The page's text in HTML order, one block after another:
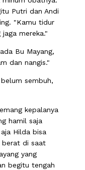
Putri dan Andi
"Kamu tidur
mereka."
Bu Mayang,
dan nangis."
sembuh,
kepalanya
hamil saja
Hilda bisa
berat di saat
yang
begitu tengah